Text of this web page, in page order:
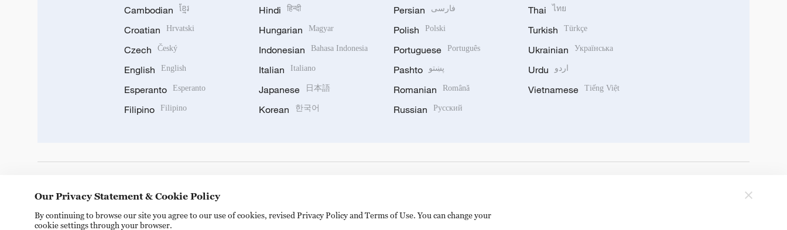
Cambodian ខ្មែរ
Croatian Hrvatski
Czech Český
English English
Esperanto Esperanto
Filipino Filipino
Hindi हिन्दी
Hungarian Magyar
Indonesian Bahasa Indonesia
Italian Italiano
Japanese 日本語
Korean 한국어
Persian فارسی
Polish Polski
Portuguese Português
Pashto پښتو
Romanian Română
Russian Русский
Thai ไทย
Turkish Türkçe
Ukrainian Українська
Urdu اردو
Vietnamese Tiếng Việt
Our Privacy Statement & Cookie Policy
By continuing to browse our site you agree to our use of cookies, revised Privacy Policy and Terms of Use. You can change your
cookie settings through your browser.